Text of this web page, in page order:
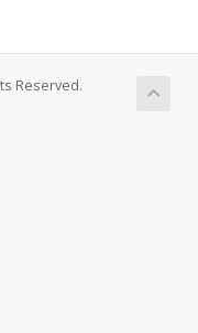
Reserved.